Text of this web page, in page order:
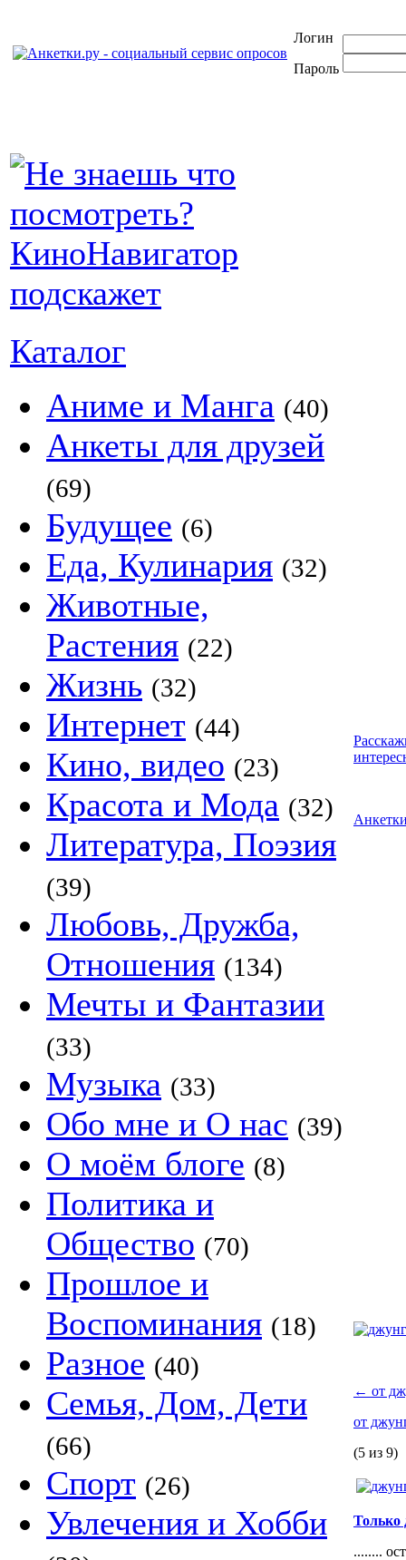
Логин
Пароль
Каталог
Аниме и Манга (40)
Анкеты для друзей
(69)
Будущее (6)
Еда, Кулинария (32)
Животные,
Растения (22)
Жизнь (32)
Интернет (44)
Кино, видео (23)
Красота и Мода (32)
Литература, Поэзия
(39)
Любовь, Дружба,
Отношения (134)
Мечты и Фантазии
(33)
Музыка (33)
Обо мне и О нас (39)
О моём блоге (8)
Политика и
Общество (70)
Прошлое и
Воспоминания (18)
Разное (40)
Семья, Дом, Дети
(66)
Спорт (26)
Увлечения и Хобби
← от
от
(5 из 9)
........